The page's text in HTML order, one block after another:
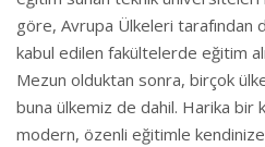
göre, Avrupa Ülkeleri
kabul edilen fakültelerde eğitim
Mezun olduktan sonra, birçok
buna ülkemiz de dahil. Harika
modern, özenli eğitimle